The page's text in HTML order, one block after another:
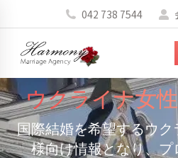
042 738 7544
ウクライナ女
国際結婚を希望するウ
様向け情報となり、
You are